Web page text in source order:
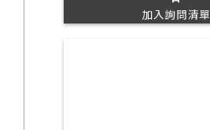
加入詢問清單